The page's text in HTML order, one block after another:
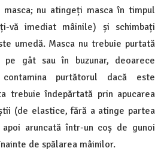
nu atingeți masca în timpul
vă imediat mâinile) și schimbați
umedă. Masca nu trebuie purtată
gât sau în buzunar, deoarece
purtătorul dacă este
trebuie îndepărtată prin apucarea
(de elastice, fără a atinge partea
aruncată într-un coș de gunoi
de spălarea mâinilor.